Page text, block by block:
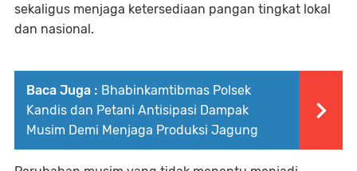
sekaligus menjaga ketersediaan pangan tingkat lokal
dan nasional.
Baca Juga : Bhabinkamtibmas Polsek
Kandis dan Petani Antisipasi Dampak
Musim Demi Menjaga Produksi Jagung